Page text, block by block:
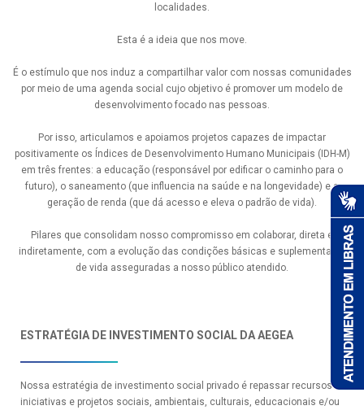
localidades.
Esta é a ideia que nos move.
É o estímulo que nos induz a compartilhar valor com nossas comunidades
por meio de uma agenda social cujo objetivo é promover um modelo de
desenvolvimento focado nas pessoas.
Por isso, articulamos e apoiamos projetos capazes de impactar
positivamente os Índices de Desenvolvimento Humano Municipais (IDH-M)
em três frentes: a educação (responsável por edificar o caminho para o
futuro), o saneamento (que influencia na saúde e na longevidade) e a
geração de renda (que dá acesso e eleva o padrão de vida).
Pilares que consolidam nosso compromisso em colaborar, direta e
indiretamente, com a evolução das condições básicas e suplementares
de vida asseguradas a nosso público atendido.
ESTRATÉGIA DE INVESTIMENTO SOCIAL DA AEGEA
Nossa estratégia de investimento social privado é repassar recursos a
iniciativas e projetos sociais, ambientais, culturais, educacionais e/ou